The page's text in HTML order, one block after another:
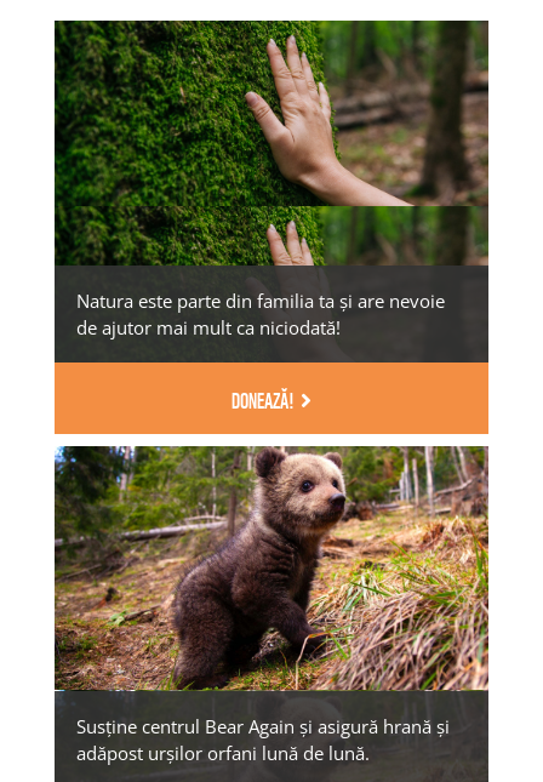
Natura este parte din familia ta și are nevoie
de ajutor mai mult ca niciodată!
DONEAZĂ!
Susține centrul Bear Again și asigură hrană și
adăpost urșilor orfani lună de lună.